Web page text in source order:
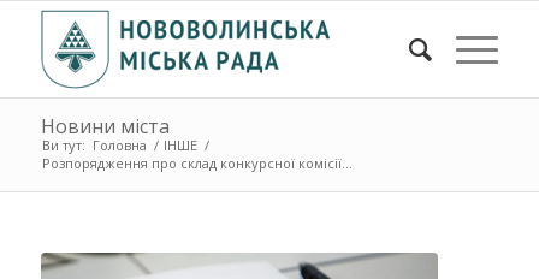
Новини міста
Ви тут: Головна / ІНШЕ /
Розпорядження про склад конкурсної комісії...